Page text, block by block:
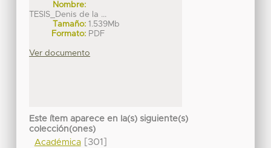
Nombre:
TESIS_Denis de la ...
Tamaño: 1.539Mb
Formato: PDF
Ver documento
Este ítem aparece en la(s) siguiente(s)
colección(ones)
Académica[301]